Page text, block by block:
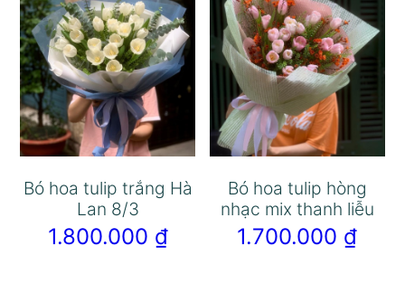
Bó hoa tulip trắng Hà
Lan 8/3
1.800.000 ₫
Bó hoa tulip hòng
nhạc mix thanh liễu
1.700.000 ₫